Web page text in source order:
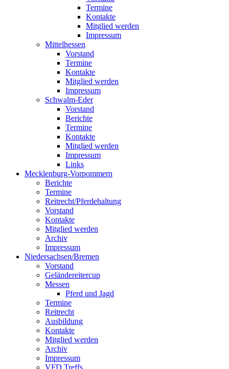
Termine
Kontakte
Mitglied werden
Impressum
Mittelhessen
Vorstand
Termine
Kontakte
Mitglied werden
Impressum
Schwalm-Eder
Vorstand
Berichte
Termine
Kontakte
Mitglied werden
Impressum
Links
Mecklenburg-Vorpommern
Berichte
Termine
Reitrecht/Pferdehaltung
Vorstand
Kontakte
Mitglied werden
Archiv
Impressum
Niedersachsen/Bremen
Vorstand
Geländereitercup
Messen
Pferd und Jagd
Termine
Reitrecht
Ausbildung
Kontakte
Mitglied werden
Archiv
Impressum
VFD Treffs